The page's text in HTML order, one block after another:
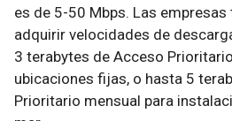
es de 5-50 Mbps. Las
adquirir velocidades de
3 terabytes de Acceso
ubicaciones fijas, o hasta 5
Prioritario mensual para